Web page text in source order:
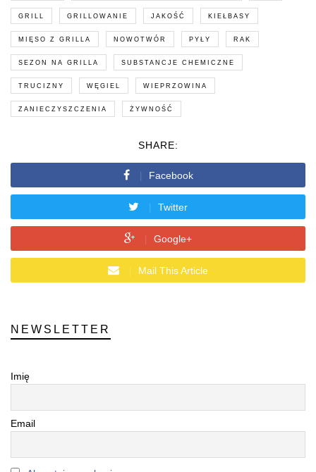
GRILL GRILLOWANIE JAKOŚĆ KIEŁBASY
MIĘSO Z GRILLA NOWOTWÓR PYŁY RAK
SEZON NA GRILLA SUBSTANCJE CHEMICZNE
TRUCIZNY WĘGIEL WIEPRZOWINA
ZANIECZYSZCZENIA ŻYWNOŚĆ
SHARE:
Facebook
Twitter
Google+
Mail This Article
NEWSLETTER
Imię
Email